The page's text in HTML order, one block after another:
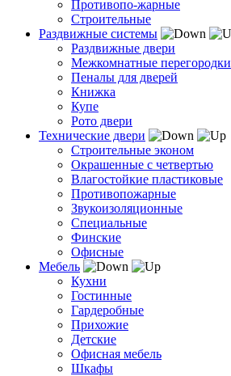
Противопо-жарные
Строительные
Раздвижные системы
Раздвижные двери
Межкомнатные перегородки
Пеналы для дверей
Книжка
Купе
Рото двери
Технические двери
Строительные эконом
Окрашенные с четвертью
Влагостойкие пластиковые
Противопожарные
Звукоизоляционные
Специальные
Финские
Офисные
Мебель
Кухни
Гостинные
Гардеробные
Прихожие
Детские
Офисная мебель
Шкафы